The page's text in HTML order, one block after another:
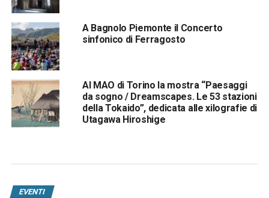
A Bagnolo Piemonte il Concerto
sinfonico di Ferragosto
Al MAO di Torino la mostra “Paesaggi
da sogno / Dreamscapes. Le 53 stazioni
della Tokaido”, dedicata alle xilografie di
Utagawa Hiroshige
EVENTI